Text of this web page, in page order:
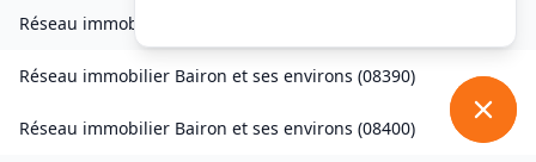
Réseau immobilier
Réseau immobilier Bairon et ses environs (08390)
Réseau immobilier Bairon et ses environs (08400)